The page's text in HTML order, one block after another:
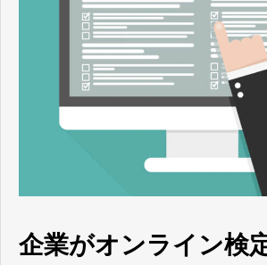
企業がオンライン検